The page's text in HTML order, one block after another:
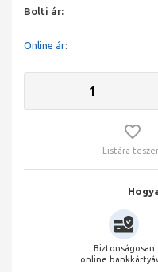
Bolti ár:
Online ár:
Listára
Biztonságosan
online